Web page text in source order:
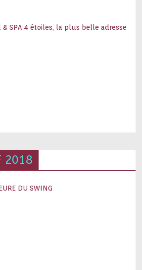
SPA 4 étoiles, la plus belle adresse
2018
DU SWING